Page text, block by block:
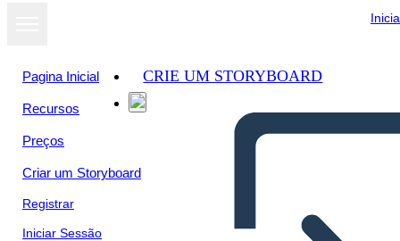
Pagina Inicial
Recursos
Preços
Criar um Storyboard
Registrar
Iniciar Sessão
CRIE UM STORYBOARD